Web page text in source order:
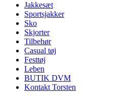
Jakkesæt
Sportsjakker
Sko
Skjorter
Tilbehør
Casual tøj
Festtøj
Leben
BUTIK DVM
Kontakt Torsten